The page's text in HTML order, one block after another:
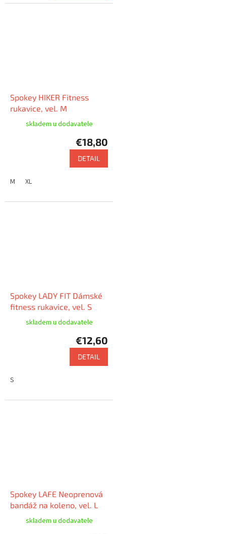
Spokey HIKER Fitness
rukavice, vel. M
skladem u dodavatele
€18,80
DETAIL
M XL
Spokey LADY FIT Dámské
fitness rukavice, vel. S
skladem u dodavatele
€12,60
DETAIL
S
Spokey LAFE Neoprenová
bandáž na koleno, vel. L
skladem u dodavatele